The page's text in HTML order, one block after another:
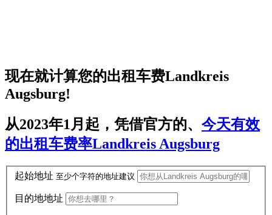
现在就计算您的出租车费Landkreis
Augsburg!
从2023年1月起，凭借官方的、 今天有效
的出租车费率Landkreis Augsburg
起始地址 至少个字符的地址建议
目的地地址